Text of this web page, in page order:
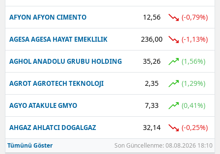
AFYON AFYON CIMENTO 12,56 (-0,79%)
AGESA AGESA HAYAT EMEKLILIK 236,00 (-1,13%)
AGHOL ANADOLU GRUBU HOLDING 35,26 (1,56%)
AGROT AGROTECH TEKNOLOJI 2,35 (1,29%)
AGYO ATAKULE GMYO 7,33 (0,41%)
AHGAZ AHLATCI DOGALGAZ 32,14 (-0,25%)
Tümünü Göster Son Güncellenme: 08.08.2026 18:10